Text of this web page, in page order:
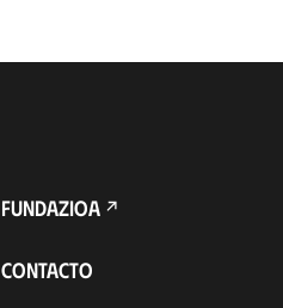
FUNDAZIOA
CONTACTO